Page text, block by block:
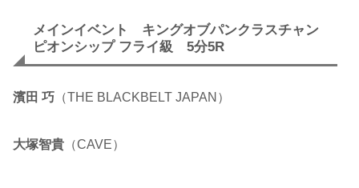
メインイベント キングオブパンクラスチャン
ピオンシップ フライ級 5分5R
濱田 巧 （THE BLACKBELT JAPAN）
大塚智貴 （CAVE）